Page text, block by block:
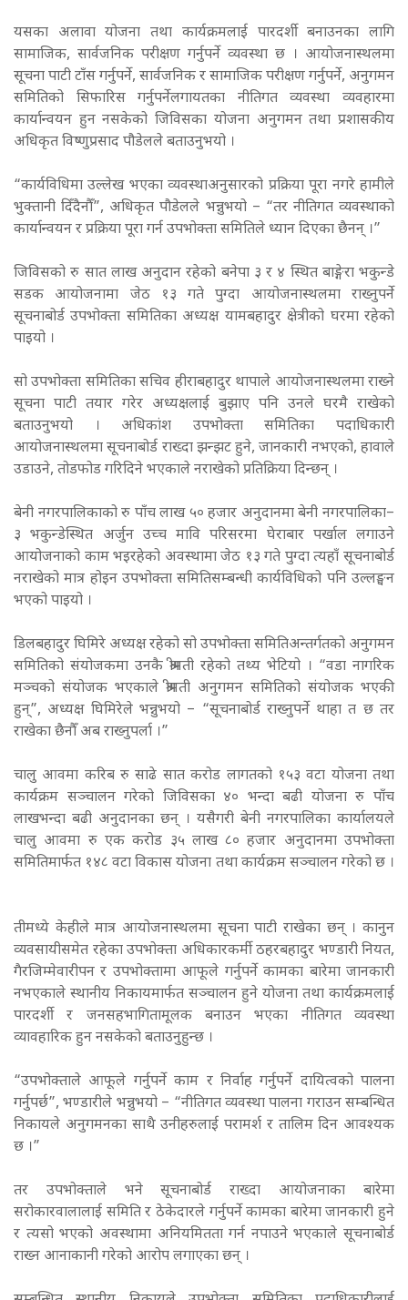
यसका अलावा योजना तथा कार्यक्रमलाई पारदर्शी बनाउनका लागि
सामाजिक, सार्वजनिक परीक्षण गर्नुपर्ने व्यवस्था छ । आयोजनास्थलमा
सूचना पाटी टाँस गर्नुपर्ने, सार्वजनिक र सामाजिक परीक्षण गर्नुपर्ने, अनुगमन
समितिको सिफारिस गर्नुपर्नेलगायतका नीतिगत व्यवस्था व्यवहारमा
कार्यान्वयन हुन नसकेको जिविसका योजना अनुगमन तथा प्रशासकीय
अधिकृत विष्णुप्रसाद पौडेलले बताउनुभयो ।
“कार्यविधिमा उल्लेख भएका व्यवस्थाअनुसारको प्रक्रिया पूरा नगरे हामीले
भुक्तानी दिँदैनौँ”, अधिकृत पौडेलले भन्नुभयो – “तर नीतिगत व्यवस्थाको
कार्यान्वयन र प्रक्रिया पूरा गर्न उपभोक्ता समितिले ध्यान दिएका छैनन् ।”
जिविसको रु सात लाख अनुदान रहेको बनेपा ३ र ४ स्थित बाङ्गेरा भकुन्डे
सडक आयोजनामा जेठ १३ गते पुग्दा आयोजनास्थलमा राख्नुपर्ने
सूचनाबोर्ड उपभोक्ता समितिका अध्यक्ष यामबहादुर क्षेत्रीको घरमा रहेको
पाइयो ।
सो उपभोक्ता समितिका सचिव हीराबहादुर थापाले आयोजनास्थलमा राख्ने
सूचना पाटी तयार गरेर अध्यक्षलाई बुझाए पनि उनले घरमै राखेको
बताउनुभयो । अधिकांश उपभोक्ता समितिका पदाधिकारी
आयोजनास्थलमा सूचनाबोर्ड राख्दा झन्झट हुने, जानकारी नभएको, हावाले
उडाउने, तोडफोड गरिदिने भएकाले नराखेको प्रतिक्रिया दिन्छन् ।
बेनी नगरपालिकाको रु पाँच लाख ५० हजार अनुदानमा बेनी नगरपालिका–
३ भकुन्डेस्थित अर्जुन उच्च मावि परिसरमा घेराबार पर्खाल लगाउने
आयोजनाको काम भइरहेको अवस्थामा जेठ १३ गते पुग्दा त्यहाँ सूचनाबोर्ड
नराखेको मात्र होइन उपभोक्ता समितिसम्बन्धी कार्यविधिको पनि उल्लङ्घन
भएको पाइयो ।
डिलबहादुर घिमिरे अध्यक्ष रहेको सो उपभोक्ता समितिअन्तर्गतको अनुगमन
समितिको संयोजकमा उनकै श्रीमती रहेको तथ्य भेटियो । “वडा नागरिक
मञ्चको संयोजक भएकाले श्रीमती अनुगमन समितिको संयोजक भएकी
हुन्”, अध्यक्ष घिमिरेले भन्नुभयो – “सूचनाबोर्ड राख्नुपर्ने थाहा त छ तर
राखेका छैनौँ अब राख्नुपर्ला ।”
चालु आवमा करिब रु साढे सात करोड लागतको १५३ वटा योजना तथा
कार्यक्रम सञ्चालन गरेको जिविसका ४० भन्दा बढी योजना रु पाँच
लाखभन्दा बढी अनुदानका छन् । यसैगरी बेनी नगरपालिका कार्यालयले
चालु आवमा रु एक करोड ३५ लाख ८० हजार अनुदानमा उपभोक्ता
समितिमार्फत १४८ वटा विकास योजना तथा कार्यक्रम सञ्चालन गरेको छ ।
तीमध्ये केहीले मात्र आयोजनास्थलमा सूचना पाटी राखेका छन् । कानुन
व्यवसायीसमेत रहेका उपभोक्ता अधिकारकर्मी ठहरबहादुर भण्डारी नियत,
गैरजिम्मेवारीपन र उपभोक्तामा आफूले गर्नुपर्ने कामका बारेमा जानकारी
नभएकाले स्थानीय निकायमार्फत सञ्चालन हुने योजना तथा कार्यक्रमलाई
पारदर्शी र जनसहभागितामूलक बनाउन भएका नीतिगत व्यवस्था
व्यावहारिक हुन नसकेको बताउनुहुन्छ ।
“उपभोक्ताले आफूले गर्नुपर्ने काम र निर्वाह गर्नुपर्ने दायित्वको पालना
गर्नुपर्छ”, भण्डारीले भन्नुभयो – “नीतिगत व्यवस्था पालना गराउन सम्बन्धित
निकायले अनुगमनका साथै उनीहरुलाई परामर्श र तालिम दिन आवश्यक
छ ।”
तर उपभोक्ताले भने सूचनाबोर्ड राख्दा आयोजनाका बारेमा
सरोकारवालालाई समिति र ठेकेदारले गर्नुपर्ने कामका बारेमा जानकारी हुने
र त्यसो भएको अवस्थामा अनियमितता गर्न नपाउने भएकाले सूचनाबोर्ड
राख्न आनाकानी गरेको आरोप लगाएका छन् ।